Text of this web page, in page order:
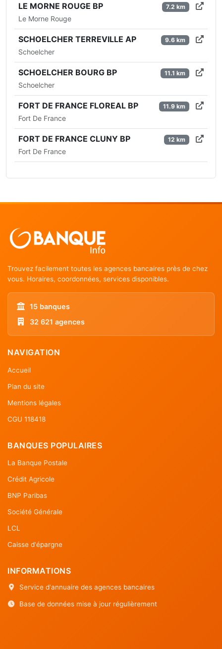
LE MORNE ROUGE BP
Le Morne Rouge
7.2 km
SCHOELCHER TERREVILLE AP
Schoelcher
9.6 km
SCHOELCHER BOURG BP
Schoelcher
11.1 km
FORT DE FRANCE FLOREAL BP
Fort De France
11.9 km
FORT DE FRANCE CLUNY BP
Fort De France
12 km
Trouvez facilement toutes les agences bancaires près de chez
vous. Horaires, coordonnées, services disponibles.
15 banques
32 621 agences
NAVIGATION
Accueil
Plan du site
Mentions légales
CGU 118418
BANQUES POPULAIRES
La Banque Postale
Crédit Agricole
BNP Paribas
Société Générale
LCL
Caisse d'épargne
INFORMATIONS
Service d'annuaire des agences bancaires
Base de données mise à jour régulièrement